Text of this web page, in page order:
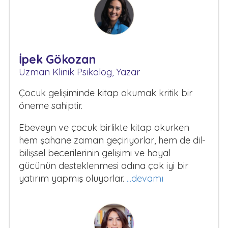
İpek Gökozan
Uzman Klinik Psikolog, Yazar
Çocuk gelişiminde kitap okumak kritik bir
öneme sahiptir.
Ebeveyn ve çocuk birlikte kitap okurken
hem şahane zaman geçiriyorlar, hem de dil-
bilişsel becerilerinin gelişimi ve hayal
gücünün desteklenmesi adına çok iyi bir
yatırım yapmış oluyorlar. ...devamı